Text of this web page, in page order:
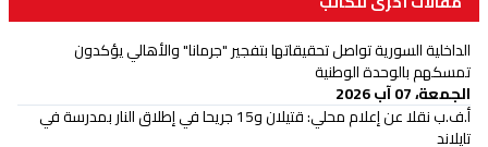
الداخلية السورية تواصل تحقيقاتها بتفجير "جرمانا" والأهالي يؤكدون
تمسكهم بالوحدة الوطنية
الجمعة، 07 آب 2026
أ.ف.ب نقلا عن إعلام محلي: قتيلان و15 جريحا في إطلاق النار بمدرسة في
تايلاند